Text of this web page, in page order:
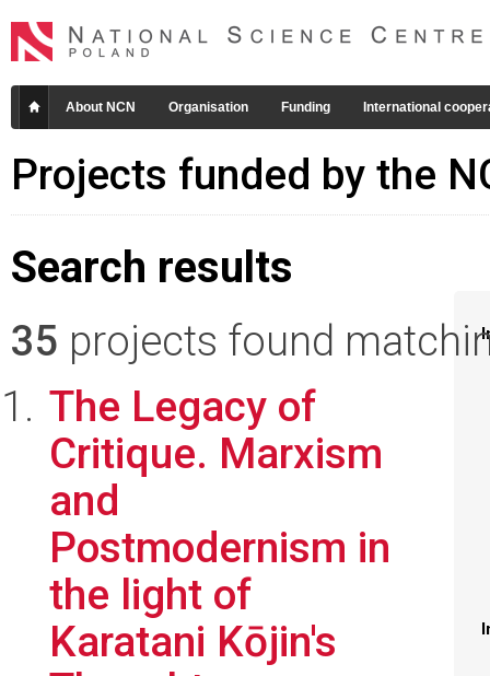
About NCN Organisation Funding International
Projects funded by the
Search results
35 projects found
The Legacy of
Critique. Marxism
and
Postmodernism in
the light of
Karatani Kōjin's